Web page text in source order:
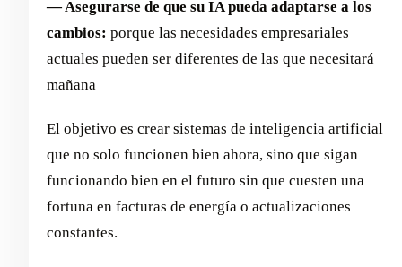
— Asegurarse de que su IA pueda adaptarse a los
cambios: porque las necesidades empresariales
actuales pueden ser diferentes de las que necesitará
mañana
El objetivo es crear sistemas de inteligencia artificial
que no solo funcionen bien ahora, sino que sigan
funcionando bien en el futuro sin que cuesten una
fortuna en facturas de energía o actualizaciones
constantes.